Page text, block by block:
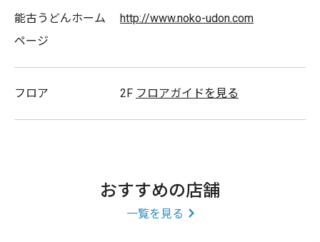
能古うどんホーム
ページ
http://www.noko-udon.com
フロア 2F フロアガイドを見る
おすすめの店舗
一覧を見る